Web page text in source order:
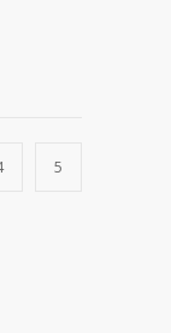
5